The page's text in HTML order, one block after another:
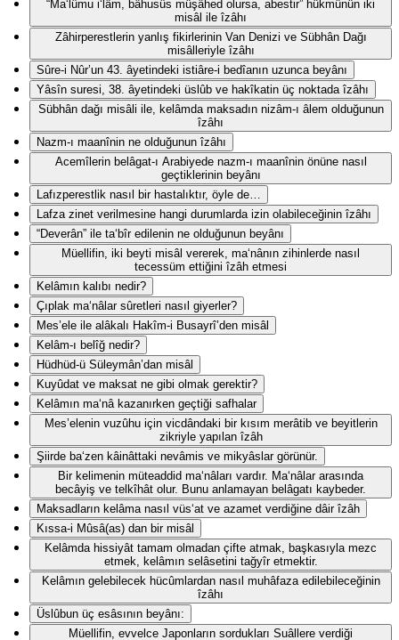
“Ma‘lûmu i‘lâm, bâhusûs müşâhed olursa, abestir” hükmünün iki
misâl ile îzâhı
Zâhirperestlerin yanlış fikirlerinin Van Denizi ve Sübhân Dağı
misâlleriyle îzâhı
Sûre-i Nûr’un 43. âyetindeki istiâre-i bedîanın uzunca beyânı
Yâsîn suresi, 38. âyetindeki üslûb ve hakîkatin üç noktada îzâhı
Sübhân dağı misâli ile, kelâmda maksadın nizâm-ı âlem olduğunun
îzâhı
Nazm-ı maanînin ne olduğunun îzâhı
Acemîlerin belâgat-ı Arabiyede nazm-ı maanînin önüne nasıl
geçtiklerinin beyânı
Lafızperestlik nasıl bir hastalıktır, öyle de…
Lafza zinet verilmesine hangi durumlarda izin olabileceğinin îzâhı
“Deverân” ile ta‘bîr edilenin ne olduğunun beyânı
Müellifin, iki beyti misâl vererek, ma‘nânın zihinlerde nasıl
tecessüm ettiğini îzâh etmesi
Kelâmın kalıbı nedir?
Çıplak ma‘nâlar sûretleri nasıl giyerler?
Mes’ele ile alâkalı Hakîm-i Busayrî’den misâl
Kelâm-ı belîğ nedir?
Hüdhüd-ü Süleymân’dan misâl
Kuyûdat ve maksat ne gibi olmak gerektir?
Kelâmın ma‘nâ kazanırken geçtiği safhalar
Mes’elenin vuzûhu için vicdândaki bir kısım merâtib ve beyitlerin
zikriyle yapılan îzâh
Şiirde ba‘zen kâinâttaki nevâmis ve mikyâslar görünür.
Bir kelimenin müteaddid ma‘nâları vardır. Ma‘nâlar arasında
becâyiş ve telkîhât olur. Bunu anlamayan belâgatı kaybeder.
Maksadların kelâma nasıl vüs‘at ve azamet verdiğine dâir îzâh
Kıssa-i Mûsâ(as) dan bir misâl
Kelâmda hissiyât tamam olmadan çifte atmak, başkasıyla mezc
etmek, kelâmın selâsetini tağyîr etmektir.
Kelâmın gelebilecek hücûmlardan nasıl muhâfaza edilebileceğinin
îzâhı
Üslûbun üç esâsının beyânı:
Müellifin, evvelce Japonların sordukları Suâllere verdiği